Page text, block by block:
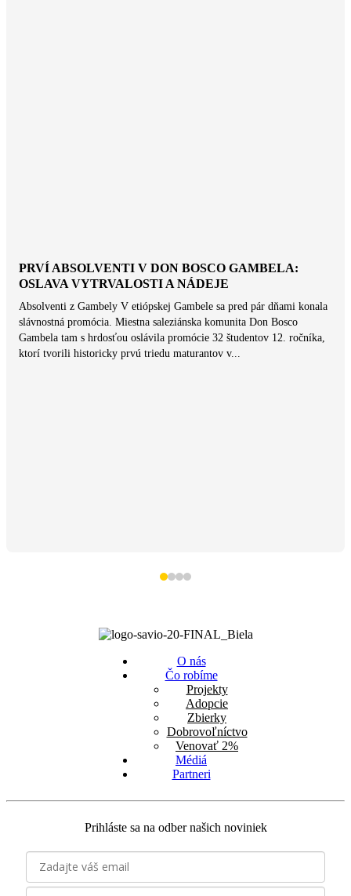
PRVÍ ABSOLVENTI V DON BOSCO GAMBELA:
OSLAVA VYTRVALOSTI A NÁDEJE
Absolventi z Gambely V etiópskej Gambele sa pred pár dňami konala
slávnostná promócia. Miestna saleziánska komunita Don Bosco
Gambela tam s hrdosťou oslávila promócie 32 študentov 12. ročníka,
ktorí tvorili historicky prvú triedu maturantov v...
O nás
Čo robíme
Projekty
Adopcie
Zbierky
Dobrovoľníctvo
Venovať 2%
Médiá
Partneri
Prihláste sa na odber našich noviniek